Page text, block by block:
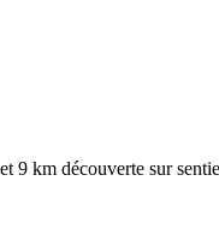
9 km découverte sur